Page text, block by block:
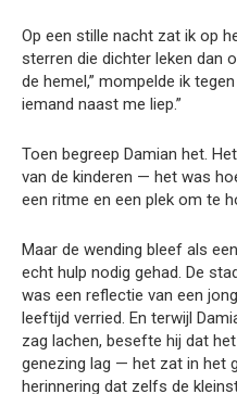
Op een stille nacht zat ik op
sterren die dichter leken dan
de hemel,” mompelde ik
iemand naast me liep.”
Toen begreep Damian het.
van de kinderen — het was
een ritme en een plek om te
Maar de wending bleef als
echt hulp nodig gehad. De
was een reflectie van een
leeftijd verried. En terwijl
zag lachen, besefte hij dat
genezing lag — het zat in het
herinnering dat zelfs de